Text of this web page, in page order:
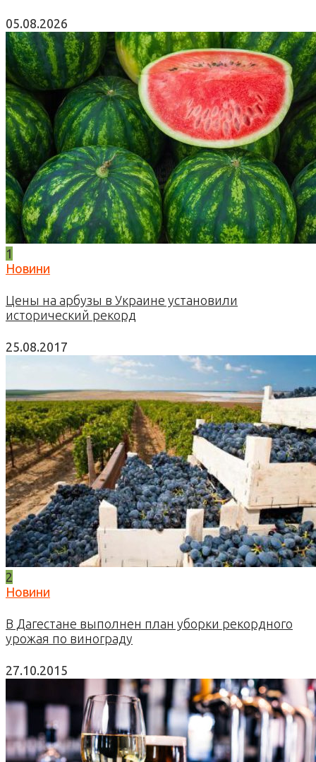
05.08.2026
1
Новини
Цены на арбузы в Украине установили
исторический рекорд
25.08.2017
2
Новини
В Дагестане выполнен план уборки рекордного
урожая по винограду
27.10.2015